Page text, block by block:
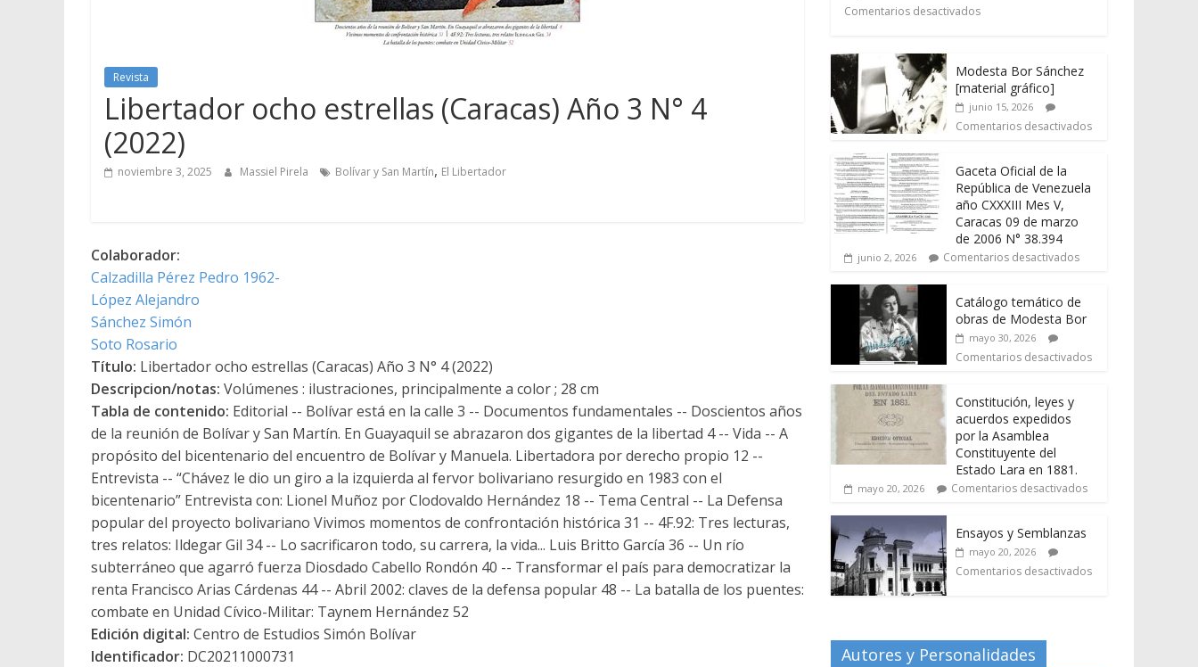
Revista
Libertador ocho estrellas (Caracas) Año 3 N° 4
(2022)
noviembre 3, 2025 Massiel Pirela Bolívar y San Martín, El Libertador
Colaborador:
Calzadilla Pérez Pedro 1962-
López Alejandro
Sánchez Simón
Soto Rosario
Título: Libertador ocho estrellas (Caracas) Año 3 N° 4 (2022)
Descripcion/notas: Volúmenes : ilustraciones, principalmente a color ; 28 cm
Tabla de contenido: Editorial -- Bolívar está en la calle 3 -- Documentos fundamentales -- Doscientos años
de la reunión de Bolívar y San Martín. En Guayaquil se abrazaron dos gigantes de la libertad 4 -- Vida -- A
propósito del bicentenario del encuentro de Bolívar y Manuela. Libertadora por derecho propio 12 --
Entrevista -- “Chávez le dio un giro a la izquierda al fervor bolivariano resurgido en 1983 con el
bicentenario” Entrevista con: Lionel Muñoz por Clodovaldo Hernández 18 -- Tema Central -- La Defensa
popular del proyecto bolivariano Vivimos momentos de confrontación histórica 31 -- 4F.92: Tres lecturas,
tres relatos: Ildegar Gil 34 -- Lo sacrificaron todo, su carrera, la vida... Luis Britto García 36 -- Un río
subterráneo que agarró fuerza Diosdado Cabello Rondón 40 -- Transformar el país para democratizar la
renta Francisco Arias Cárdenas 44 -- Abril 2002: claves de la defensa popular 48 -- La batalla de los puentes:
combate en Unidad Cívico-Militar: Taynem Hernández 52
Edición digital: Centro de Estudios Simón Bolívar
Identificador: DC20211000731
Comentarios desactivados
Modesta Bor Sánchez
[material gráfico]
junio 15, 2026
Comentarios desactivados
Gaceta Oficial de la
República de Venezuela
año CXXXIII Mes V,
Caracas 09 de marzo
de 2006 N° 38.394
junio 2, 2026 Comentarios desactivados
Catálogo temático de
obras de Modesta Bor
mayo 30, 2026
Comentarios desactivados
Constitución, leyes y
acuerdos expedidos
por la Asamblea
Constituyente del
Estado Lara en 1881.
mayo 20, 2026 Comentarios desactivados
Ensayos y Semblanzas
mayo 20, 2026
Comentarios desactivados
Autores y Personalidades